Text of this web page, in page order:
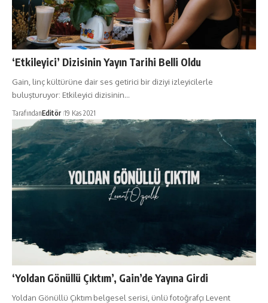
‘Etkileyici’ Dizisinin Yayın Tarihi Belli Oldu
Gain, linç kültürüne dair ses getirici bir diziyi izleyicilerle
buluşturuyor: Etkileyici dizisinin…
TarafındanEditör 19 Kas 2021
‘Yoldan Gönüllü Çıktım’, Gain’de Yayına Girdi
Yoldan Gönüllü Çıktım belgesel serisi, ünlü fotoğrafçı Levent